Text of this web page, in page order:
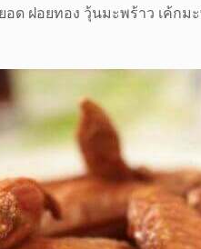
ด ฝอยทอง วุ้นมะพร้าว เค้ก